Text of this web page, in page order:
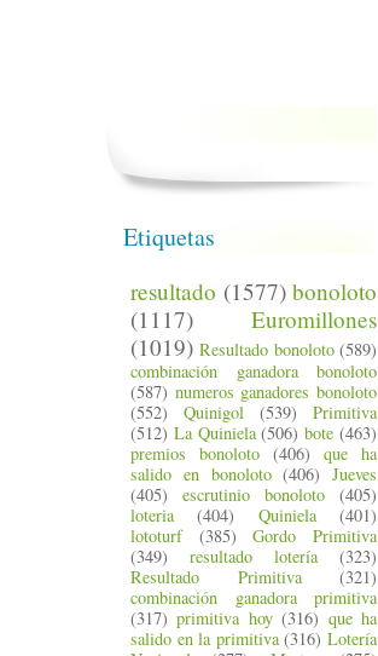
Etiquetas
resultado (1577) bonoloto
(1117)
Euromillones
(1019) Resultado bonoloto (589)
combinación ganadora bonoloto
(587) numeros ganadores bonoloto
(552)
Quinigol (539)
Primitiva
(512) La Quiniela (506) bote (463)
premios bonoloto (406)
que ha
salido en bonoloto (406) Jueves
(405)
escrutinio bonoloto
(405)
loteria
(404) Quiniela
(401)
lototurf
(385)
Gordo Primitiva
(349)
resultado lotería
(323)
Resultado Primitiva
(321)
combinación ganadora primitiva
(317) primitiva hoy (316) que ha
salido en la primitiva (316) Lotería